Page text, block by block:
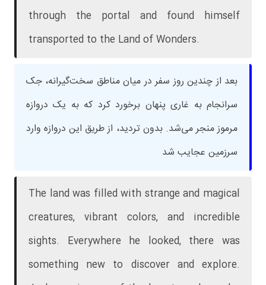
through the portal and found himself
transported to the Land of Wonders.
بعد از چندین روز سفر در میان مناطق سخت‌گیرانه، جک
سرانجام به غاری پنهان برخورد کرد که به یک دروازه
مرموز منجر می‌شد. بدون تردید، از طریق این دروازه وارد
سرزمین عجایب شد
The land was filled with strange and magical
creatures, vibrant colors, and incredible
sights. Everywhere he looked, there was
something new to discover and explore.